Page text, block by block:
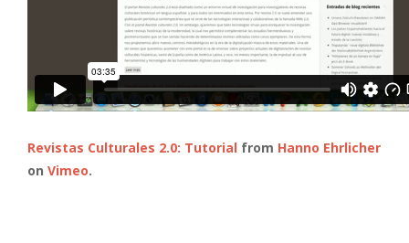
Revistas Culturales 2.0: Tutorial from Hanno Ehrlicher
on Vimeo.